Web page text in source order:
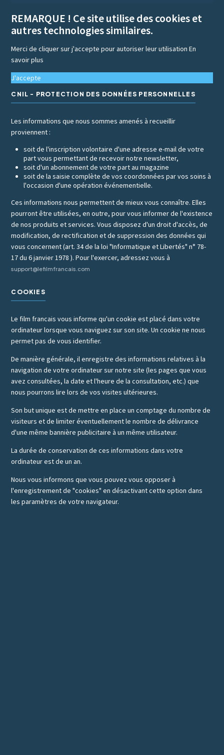
REMARQUE ! Ce site utilise des cookies et
autres technologies similaires.
Merci de cliquer sur j'accepte pour autoriser leur utilisationEn
savoir plus
J'accepte
CNIL - PROTECTION DES DONNÉES PERSONNELLES
Les informations que nous sommes amenés à recueillir
proviennent :
soit de l'inscription volontaire d'une adresse e-mail de votre
part vous permettant de recevoir notre newsletter,
soit d'un abonnement de votre part au magazine
soit de la saisie complète de vos coordonnées par vos soins à
l'occasion d'une opération événementielle.
Ces informations nous permettent de mieux vous connaître. Elles
pourront être utilisées, en outre, pour vous informer de l'existence
de nos produits et services. Vous disposez d'un droit d'accès, de
modification, de rectification et de suppression des données qui
vous concernent (art. 34 de la loi "Informatique et Libertés" n° 78-
17 du 6 janvier 1978 ). Pour l'exercer, adressez vous à
support@lefilmfrancais.com
COOKIES
Le film francais vous informe qu'un cookie est placé dans votre
ordinateur lorsque vous naviguez sur son site. Un cookie ne nous
permet pas de vous identifier.
De manière générale, il enregistre des informations relatives à la
navigation de votre ordinateur sur notre site (les pages que vous
avez consultées, la date et l'heure de la consultation, etc.) que
nous pourrons lire lors de vos visites ultérieures.
Son but unique est de mettre en place un comptage du nombre de
visiteurs et de limiter éventuellement le nombre de délivrance
d'une même bannière publicitaire à un même utilisateur.
La durée de conservation de ces informations dans votre
ordinateur est de un an.
Nous vous informons que vous pouvez vous opposer à
l'enregistrement de "cookies" en désactivant cette option dans
les paramètres de votre navigateur.